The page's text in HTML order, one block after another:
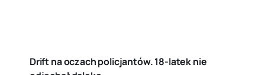
Drift na oczach policjantów. 18-latek nie